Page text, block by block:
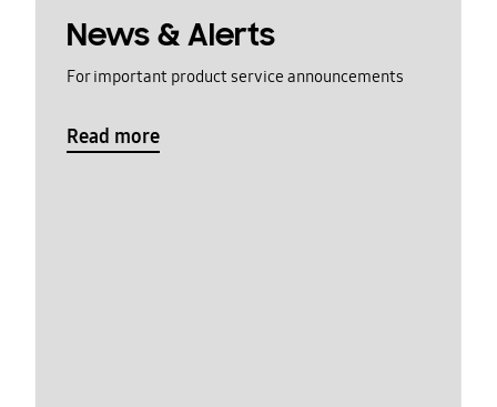
News & Alerts
For important product service announcements
Read more